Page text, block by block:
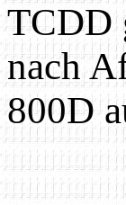
TCDD
nach
800D